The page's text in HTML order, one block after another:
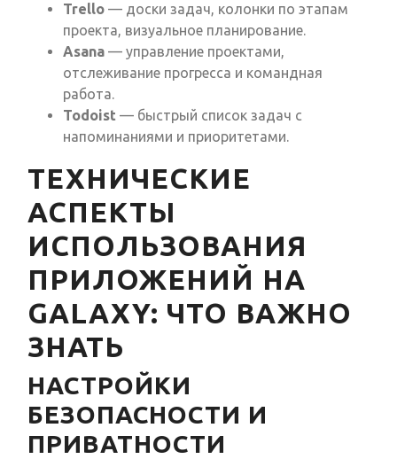
Trello — доски задач, колонки по этапам
проекта, визуальное планирование.
Asana — управление проектами,
отслеживание прогресса и командная
работа.
Todoist — быстрый список задач с
напоминаниями и приоритетами.
ТЕХНИЧЕСКИЕ
АСПЕКТЫ
ИСПОЛЬЗОВАНИЯ
ПРИЛОЖЕНИЙ НА
GALAXY: ЧТО ВАЖНО
ЗНАТЬ
НАСТРОЙКИ
БЕЗОПАСНОСТИ И
ПРИВАТНОСТИ